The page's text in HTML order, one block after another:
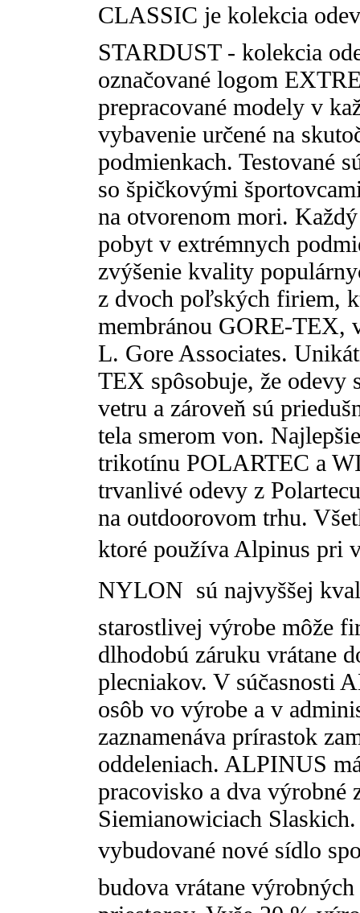
CLASSIC je kolekcia
STARDUST - kolekcia
označované logom
prepracované modely v
vybavenie určené na
podmienkach. Testované
so špičkovými
na otvorenom mori.
pobyt v extrémnych
zvýšenie kvality
z dvoch poľských firiem,
membránou GORE-TEX,
L. Gore Associates.
TEX spôsobuje, že odevy
vetru a zároveň sú
tela smerom von.
trikotínu POLARTEC a
trvanlivé odevy z
na outdoorovom trhu.
ktoré používa Alpinus pri
NYLON  sú najvyššej
starostlivej výrobe môže
dlhodobú záruku vrátane
plecniakov. V súčasnosti
osôb vo výrobe a v
zaznamenáva prírastok
oddeleniach. ALPINUS
pracovisko a dva výrobné
Siemianowiciach
vybudované nové sídlo
budova vrátane